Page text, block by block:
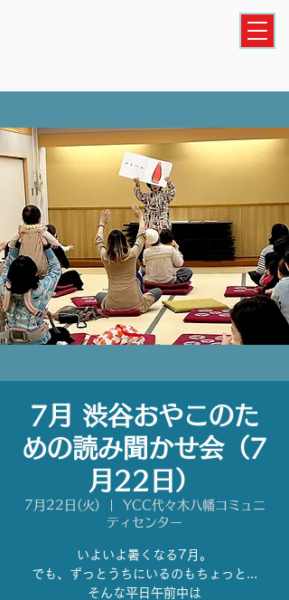
7月 渋谷おやこのた
めの読み聞かせ会（7
月22日）
7月22日(火)
YCC代々木八幡コミュニ
ティセンター
いよいよ暑くなる7月。
でも、ずっとうちにいるのもちょっと...
そんな平日午前中は